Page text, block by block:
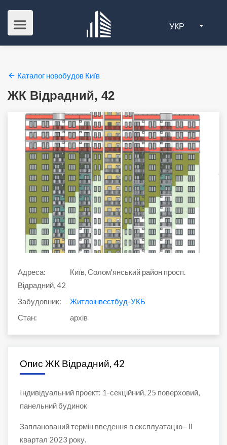
УКР
Каталог новобудов Київ
ЖК Відрадний, 42
Адреса:
Київ, Солом'янський район просп.
Відрадний, 42
Забудовник:
Житлоінвестбуд-УКБ
Стан:
архів
Опис ЖК Відрадний, 42
Iндивідуальний проект: 1-секційний, 25 поверховий,
панельний будинок
Запланований термін введення в експлуатацію - ІІ
квартал 2023 року.